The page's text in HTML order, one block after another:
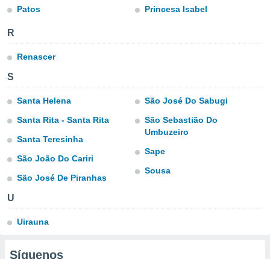
sitio
te
el sitio
se
o
no
Puedes
web a
Patos
Princesa Isabel
R
Renascer
S
Santa Helena
Santa Rita - Santa Rita
Santa Teresinha
São João Do Cariri
São José De Piranhas
São José Do Sabugi
São Sebastião Do
Umbuzeiro
Sape
Sousa
U
Uirauna
Síguenos